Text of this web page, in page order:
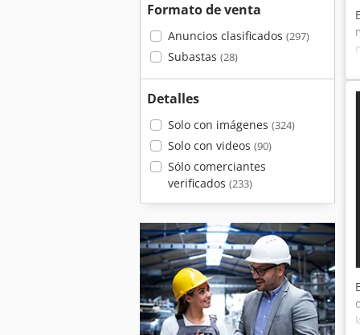
Formato de venta
Anuncios clasificados (297)
Subastas (28)
Detalles
Solo con imágenes (324)
Solo con videos (90)
Sólo comerciantes
verificados (233)